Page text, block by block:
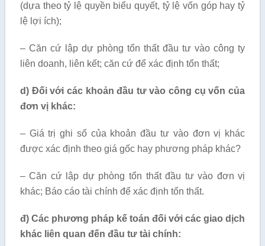
(dựa theo tỷ lệ quyền biểu quyết, tỷ lệ vốn góp hay tỷ
lệ lợi ích);
– Căn cứ lập dự phòng tổn thất đầu tư vào công ty
liên doanh, liên kết; căn cứ để xác định tổn thất;
d) Đối với các khoản đầu tư vào công cụ vốn của
đơn vị khác:
– Giá trị ghi sổ của khoản đầu tư vào đơn vị khác
được xác định theo giá gốc hay phương pháp khác?
– Căn cứ lập dự phòng tổn thất đầu tư vào đơn vị
khác; Báo cáo tài chính để xác định tổn thất.
đ) Các phương pháp kế toán đối với các giao dịch
khác liên quan đến đầu tư tài chính: